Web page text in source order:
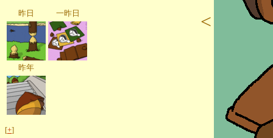
昨日 一昨日
昨年
[+]
<